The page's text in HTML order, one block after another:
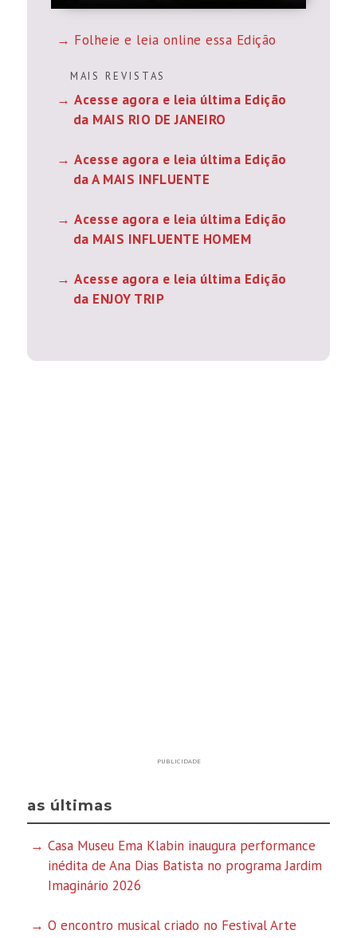
Folheie e leia online essa Edição
M A I S R E V I S T A S
Acesse agora e leia última Edição
da MAIS RIO DE JANEIRO
Acesse agora e leia última Edição
da A MAIS INFLUENTE
Acesse agora e leia última Edição
da MAIS INFLUENTE HOMEM
Acesse agora e leia última Edição
da ENJOY TRIP
PUBLICIDADE
as últimas
Casa Museu Ema Klabin inaugura performance
inédita de Ana Dias Batista no programa Jardim
Imaginário 2026
O encontro musical criado no Festival Arte